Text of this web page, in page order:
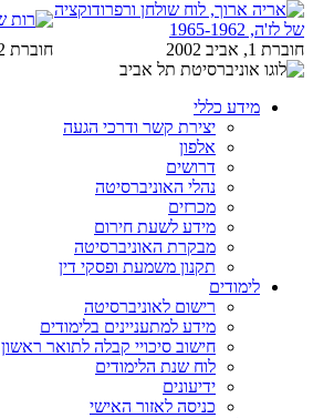
חוברת 1, אביב 2002 חוברת 2, סתיו 2002
מידע כללי
יצירת קשר ודרכי הגעה
אלפון
דרושים
נהלי האוניברסיטה
מכרזים
מידע לשעת חירום
מבקרת האוניברסיטה
תקנון משמעת ופסקי דין
לימודים
רישום לאוניברסיטה
מידע למתעניינים בלימודים
חישוב סיכויי קבלה לתואר ראשון
לוח שנת הלימודים
ידיעונים
כניסה לאזור האישי